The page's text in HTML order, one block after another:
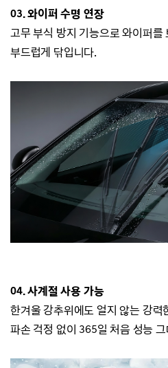
03. 와이퍼 수명 연장
고무 부식 방지 기능으로와이퍼를
부드럽게 닦입니다.
04. 사계절 사용 가능
한겨울 강추위에도 얼지 않는 강력
파손 걱정 없이 365일 처음 성능